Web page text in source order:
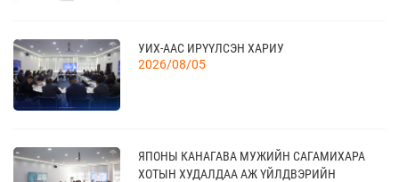
18
09 сар
МОНГОЛЫН АРБИТРЫН ӨДӨР - 2026
20
09 сар
КАНАД УЛС - ТОРОНТО ХОТЫН БИЗНЕС АЯЛАЛ
УИХ-ААС ИРҮҮЛСЭН ХАРИУ
2026/08/05
ЯПОНЫ КАНАГАВА МУЖИЙН САГАМИХАРА
ХОТЫН ХУДАЛДАА АЖ ҮЙЛДВЭРИЙН